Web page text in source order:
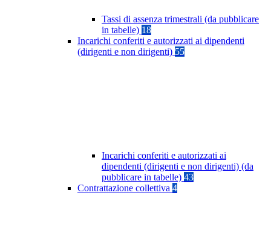
Tassi di assenza trimestrali (da pubblicare
in tabelle) 18
Incarichi conferiti e autorizzati ai dipendenti
(dirigenti e non dirigenti) 55
Incarichi conferiti e autorizzati ai
dipendenti (dirigenti e non dirigenti) (da
pubblicare in tabelle) 43
Contrattazione collettiva 4